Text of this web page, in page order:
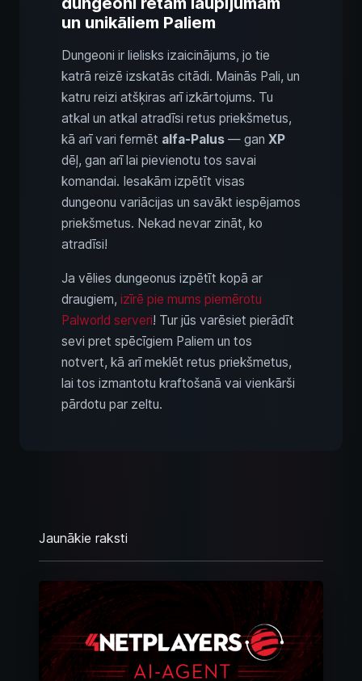
un unikāliem Paliem
Dungeoni ir lielisks izaicinājums, jo tie
katrā reizē izskatās citādi. Mainās Pali, un
katru reizi atšķiras arī izkārtojums. Tu
atkal un atkal atradīsi retus priekšmetus,
kā arī vari fermēt alfa-Palus — gan XP
dēļ, gan arī lai pievienotu tos savai
komandai. Iesakām izpētīt visas
dungeonu variācijas un savākt iespējamos
priekšmetus. Nekad nevar zināt, ko
atradīsi!
Ja vēlies dungeonus izpētīt kopā ar
draugiem, izīrē pie mums piemērotu
Palworld serveri! Tur jūs varēsiet pierādīt
sevi pret spēcīgiem Paliem un tos
notvert, kā arī meklēt retus priekšmetus,
lai tos izmantotu kraftošanā vai vienkārši
pārdotu par zeltu.
Jaunākie raksti